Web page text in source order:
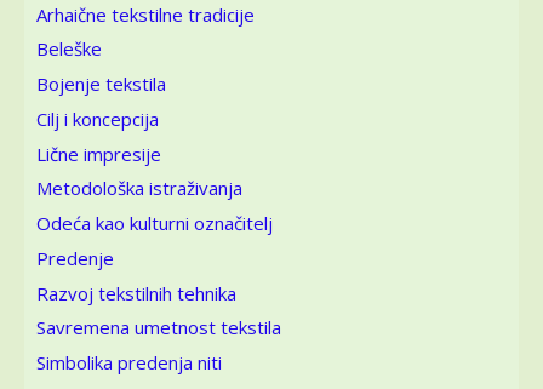
Arhaične tekstilne tradicije
Beleške
Bojenje tekstila
Cilj i koncepcija
Lične impresije
Metodološka istraživanja
Odeća kao kulturni označitelj
Predenje
Razvoj tekstilnih tehnika
Savremena umetnost tekstila
Simbolika predenja niti